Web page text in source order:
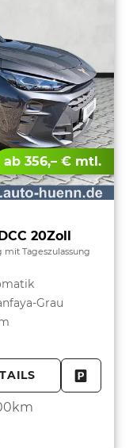
ab 356,– € mtl.
20Zoll
mit Tageszulassung
Grau